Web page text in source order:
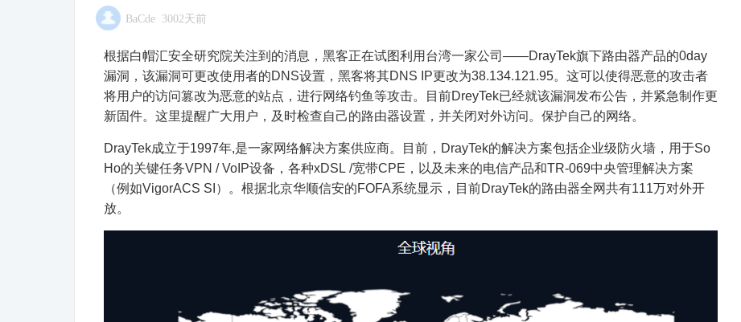
BaCde 3002天前
根据白帽汇安全研究院关注到的消息，黑客正在试图利用台湾一家公司——DrayTek旗下路由器产品的0day
漏洞，该漏洞可更改使用者的DNS设置，黑客将其DNS IP更改为38.134.121.95。这可以使得恶意的攻击者
将用户的访问篡改为恶意的站点，进行网络钓鱼等攻击。目前DreyTek已经就该漏洞发布公告，并紧急制作更
新固件。这里提醒广大用户，及时检查自己的路由器设置，并关闭对外访问。保护自己的网络。
DrayTek成立于1997年,是一家网络解决方案供应商。目前，DrayTek的解决方案包括企业级防火墙，用于So
Ho的关键任务VPN / VoIP设备，各种xDSL /宽带CPE，以及未来的电信产品和TR-069中央管理解决方案
（例如VigorACS SI）。根据北京华顺信安的FOFA系统显示，目前DrayTek的路由器全网共有111万对外开
放。